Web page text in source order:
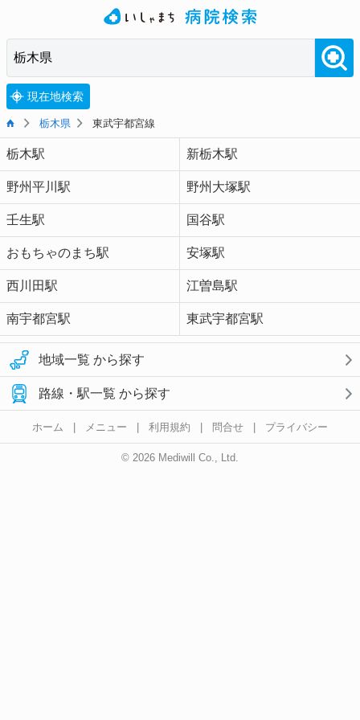
現在地検索
栃木県 東武宇都宮線
栃木駅 新栃木駅
野州平川駅 野州大塚駅
壬生駅 国谷駅
おもちゃのまち駅 安塚駅
西川田駅 江曽島駅
南宇都宮駅 東武宇都宮駅
地域一覧 から探す
路線・駅一覧 から探す
ホーム | メニュー | 利用規約 | 問合せ | プライバシー
© 2026 Mediwill Co., Ltd.